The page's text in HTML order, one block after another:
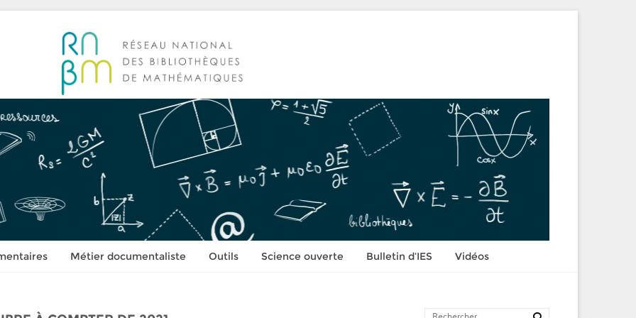
Métier documentaliste Outils Science ouverte Bulletin d’IES Vidéos